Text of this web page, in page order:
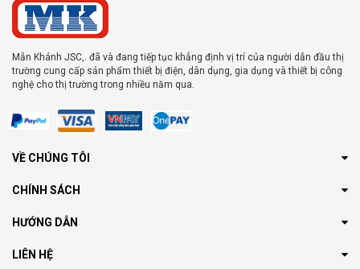
Mẫn Khánh JSC,. đã và đang tiếp tục khẳng định vị trí của người dẫn đầu thị
trường cung cấp sản phẩm thiết bị điện, dân dụng, gia dụng và thiết bị công
nghệ cho thị trường trong nhiều năm qua.
VỀ CHÚNG TÔI
CHÍNH SÁCH
HƯỚNG DẪN
LIÊN HỆ